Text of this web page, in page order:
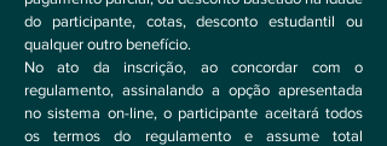
do participante, cotas, desconto estudantil ou
qualquer outro benefício.
No ato da inscrição, ao concordar com o
regulamento, assinalando a opção apresentada
no sistema on-line, o participante aceitará todos
os termos do regulamento e assume total